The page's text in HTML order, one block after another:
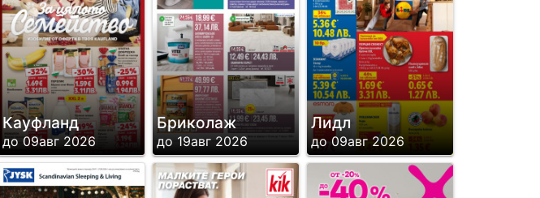
Кауфланд
до 09авг 2026
Бриколаж
до 19авг 2026
Лидл
до 09авг 2026